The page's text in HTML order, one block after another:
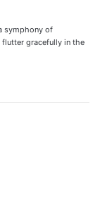
symphony of
gracefully in the